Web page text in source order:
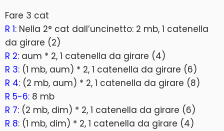
Fare 3 cat
R 1: Nella 2° cat dall’uncinetto: 2 mb, 1 catenella
da girare (2)
R 2: aum * 2, 1 catenella da girare (4)
R 3: (1 mb, aum) * 2, 1 catenella da girare (6)
R 4: (2 mb, aum) * 2, 1 catenella da girare (8)
R 5-6: 8 mb
R 7: (2 mb, dim) * 2, 1 catenella da girare (6)
R 8: (1 mb, dim) * 2, 1 catenella da girare (4)